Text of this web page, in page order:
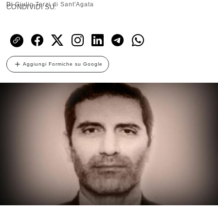
DiGiulio Terzi di Sant'Agata
CONDIVIDI SU:
Aggiungi Formiche su Google